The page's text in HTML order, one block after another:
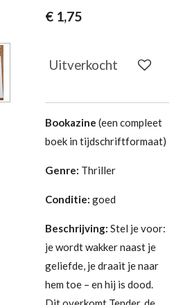
€ 1,75
Uitverkocht
Bookazine (een compleet
boek in tijdschriftformaat)
Genre: Thriller
Conditie: goed
Beschrijving: Stel je voor:
je wordt wakker naast je
geliefde, je draait je naar
hem toe – en hij is dood.